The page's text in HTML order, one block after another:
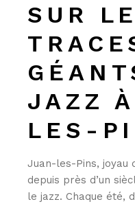
SUR
JAZZ
LES-
Juan-les-Pins, joyau
depuis près d’un
le jazz. Chaque été,